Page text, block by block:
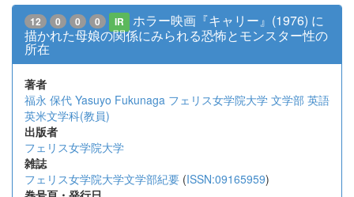
12 0 0 0 IR
ホラー映画『キャリー』(1976) に
描かれた母娘の関係にみられる恐怖とモンスター性の
所在
著者
福永 保代 Yasuyo Fukunaga フェリス女学院大学 文学部 英語
英米文学科(教員)
出版者
フェリス女学院大学
雑誌
フェリス女学院大学文学部紀要 (ISSN:09165959)